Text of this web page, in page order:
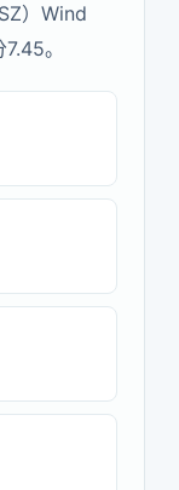
）Wind
。